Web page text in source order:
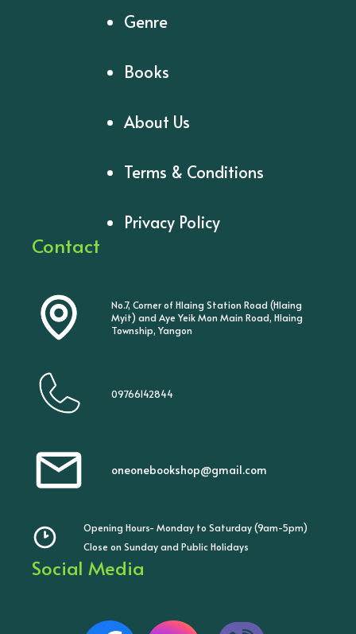
Genre
Books
About Us
Terms & Conditions
Privacy Policy
Contact
No.7, Corner of Hlaing Station Road (Hlaing
Myit) and Aye Yeik Mon Main Road, Hlaing
Township, Yangon
09766142844
oneonebookshop@gmail.com
Opening Hours- Monday to Saturday (9am-5pm)
Close on Sunday and Public Holidays
Social Media